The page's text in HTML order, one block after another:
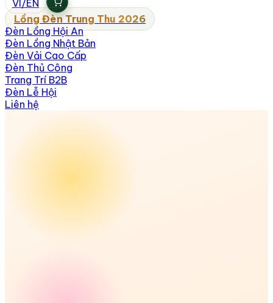
VI/EN
Lồng Đèn Trung Thu 2026
Đèn Lồng Hội An
Đèn Lồng Nhật Bản
Đèn Vải Cao Cấp
Đèn Thủ Công
Trang Trí B2B
Đèn Lễ Hội
Liên hệ